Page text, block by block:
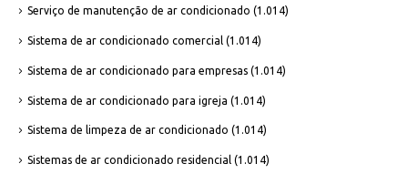
Serviço de manutenção de ar condicionado (1.014)
Sistema de ar condicionado comercial (1.014)
Sistema de ar condicionado para empresas (1.014)
Sistema de ar condicionado para igreja (1.014)
Sistema de limpeza de ar condicionado (1.014)
Sistemas de ar condicionado residencial (1.014)